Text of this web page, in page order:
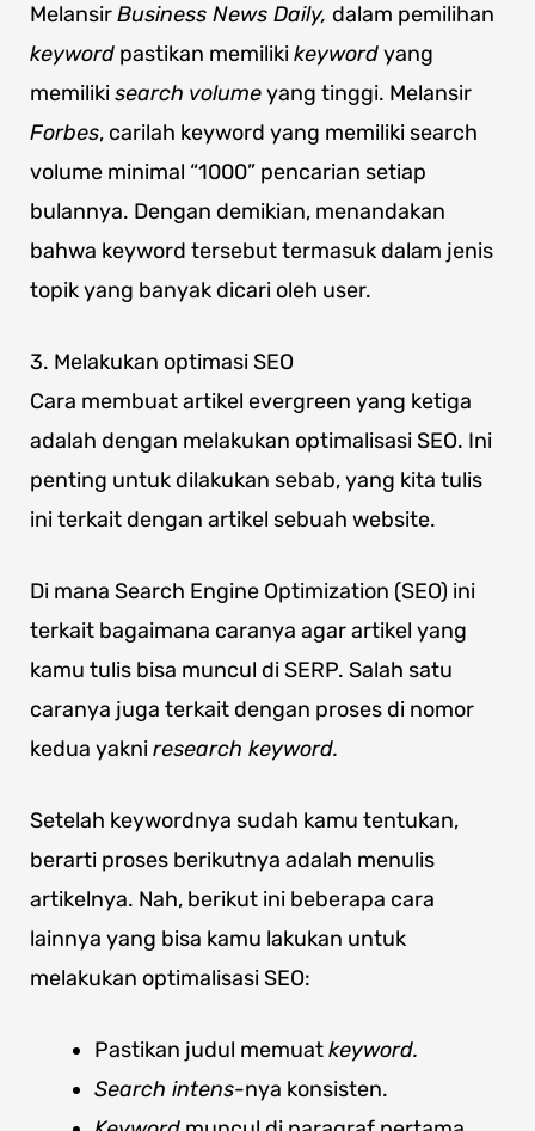
MelansirBusiness News Daily, dalam pemilihan
keyword pastikan memilikikeywordyang
memilikisearch volumeyang tinggi. Melansir
Forbes, carilah keyword yang memiliki search
volume minimal “1000” pencarian setiap
bulannya. Dengan demikian, menandakan
bahwa keyword tersebut termasuk dalam jenis
topik yang banyak dicari oleh user.
3. Melakukan optimasi SEO
Cara membuat artikel evergreen yang ketiga
adalah dengan melakukan optimalisasi SEO. Ini
penting untuk dilakukan sebab, yang kita tulis
ini terkait dengan artikel sebuah website.
Di mana Search Engine Optimization (SEO) ini
terkait bagaimana caranya agar artikel yang
kamu tulis bisa muncul di SERP. Salah satu
caranya juga terkait dengan proses di nomor
kedua yakniresearch keyword.
Setelah keywordnya sudah kamu tentukan,
berarti proses berikutnya adalah menulis
artikelnya. Nah, berikut ini beberapa cara
lainnya yang bisa kamu lakukan untuk
melakukan optimalisasi SEO:
Pastikan judul memuatkeyword.
Search intens-nya konsisten.